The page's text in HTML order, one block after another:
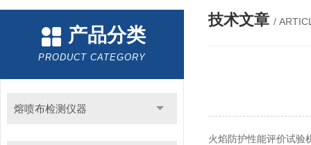
产品分类
PRODUCT CATEGORY
熔喷布检测仪器
技术文章 /
火焰防护性能评价试验